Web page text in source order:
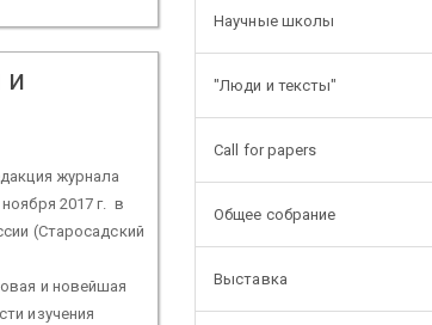
и
журнала
2017 г. в
(Старосадский
и новейшая
изучения
Научные школы
"Люди и тексты"
Call for papers
Общее собрание
Выставка